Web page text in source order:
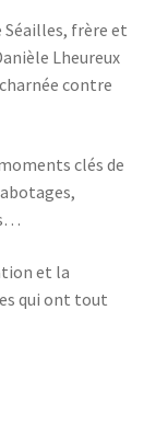
Séailles, frère et
Lheureux
contre
clés de
et la
qui ont tout